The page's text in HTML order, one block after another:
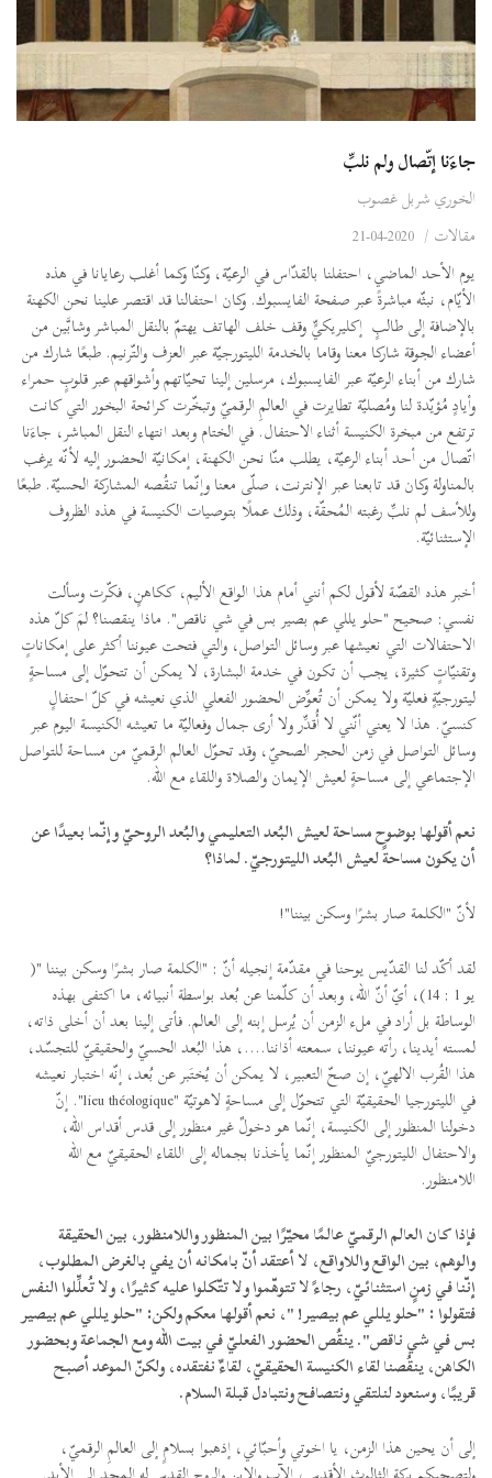
جاءَنا إتّصال ولم نلبِّ
الخوري شربل غصوب
مقالات /
يوم الأحد الماضي، احتفلنا بالقدّاس في الرعيّة، وكنّا وكما أغلب رعايانا في هذه
الأيّام، نبثّه مباشرةً عبر صفحة الفايسبوك. وكان احتفالنا قد اقتصر علينا نحن الكهنة
بالإضافة إلى طالبٍ إكليريكيٍّ وقف خلف الهاتف يهتمّ بالنقل المباشر وشابَّين من
أعضاء الجوقة شاركا معنا وقاما بالخدمة الليتورجيّة عبر العزف والتّرنيم. طبعًا شارك من
شارك من أبناء الرعيّة عبر الفايسبوك، مرسلين إلينا تحيّاتهم وأشواقهم عبر قلوبٍ حمراء
وأيادٍ مُؤيّدة لنا ومُصليّة تطايرت في العالمِ الرقميّ وتبخّرت كرائحة البخور التي كانت
ترتفع من مبخرة الكنيسة أثناء الاحتفال. في الختام وبعد انتهاء النقل المباشر، جاءَنا
اتّصال من أحد أبناء الرعيّة، يطلب منّا نحن الكهنة، إمكانيّة الحضور إليه لأنّه يرغب
بالمناولة وكان قد تابعنا عبر الإنترنت، صلّى معنا وإنّما تنقُصه المشاركة الحسيّة. طبعًا
وللأسف لم نلبِّ رغبته المُحقّة، وذلك عملًا بتوصيات الكنيسة في هذه الظروف
الإستثنائيّة.
أخبر هذه القصّة لأقول لكم أنني أمام هذا الواقع الأليم، ككاهنٍ، فكّرت وسألت
نفسي: صحيح "حلو يللي عم بصير بس في شي ناقص". ماذا ينقصنا؟ لمَ كلّ هذه
الاحتفالات التي نعيشها عبر وسائل التواصل، والتي فتحت عيوننا أكثر على إمكاناتٍ
وتقنيّاتٍ كثيرة، يجب أن تكون في خدمة البشارة، لا يمكن أن تتحوّل إلى مساحةٍ
ليتورجيّةٍ فعليّة ولا يمكن أن تُعوِّض الحضور الفعلي الذي نعيشه في كلّ احتفالٍ
كنسيّ. هذا لا يعني أنّني لا أُقدِّر ولا أرى جمال وفعاليّة ما تعيشه الكنيسة اليوم عبر
وسائل التواصل في زمن الحجر الصحيّ، وقد تحوّل العالم الرقميّ من مساحة للتواصل
الإجتماعي إلى مساحةٍ لعيش الإيمان والصلاة واللقاء مع الله.
نعم أقولها بوضوح مساحة لعيش البُعد التعليمي والبُعد الروحيّ وإنّما بعيدًا عن
أن يكون مساحةً لعيش البُعد الليتورجيّ. لماذا؟
لأنّ "الكلمة صار بشرًا وسكن بيننا"!
لقد أكّد لنا القدّيس يوحنا في مقدّمة إنجيله أنّ : "الكلمة صار بشرًا وسكن بيننا "(
يو 1 : 14)، أيّ أنّ الله، وبعد أن كلّمنا عن بُعد بواسطة أنبيائه، ما اكتفى بهذه
الوساطة بل أراد في ملء الزمن أن يُرسل إبنه إلى العالم. فأتى إلينا بعد أن أخلى ذاته،
لمسته أيدينا، رأته عيوننا، سمعته أذاننا....، هذا البُعد الحسيّ والحقيقيّ للتجسّد،
هذا القُرب الالهيّ، إن صحّ التعبير، لا يمكن أن يُختَبر عن بُعد، إنّه اختبار نعيشه
في الليتورجيا الحقيقيّة التي تتحوّل إلى مساحةٍ لاهوتيّة "lieu théologique". إنّ
دخولنا المنظور إلى الكنيسة، إنّما هو دخولٌ غير منظور إلى قدس أقداس الله،
والاحتفال الليتورجيّ المنظور إنّما يأخذنا بجماله إلى اللقاء الحقيقيّ مع الله
اللامنظور.
فإذا كان العالم الرقميّ عالمًا محيّرًا بين المنظور واللامنظور، بين الحقيقة
والوهم، بين الواقع واللاواقع، لا أعتقد أنّ بامكانه أن يفي بالغرض المطلوب،
إنّنا في زمنٍ استثنائيّ، رجاءً لا تتوهّموا ولا تتّكلوا عليه كثيرًا، ولا تُعلِّلوا النفس
فتقولوا : "حلو يللي عم بيصير! "، نعم أقولها معكم ولكن: "حلو يللي عم بيصير
بس في شي ناقص". ينقُص الحضور الفعليّ في بيت الله ومع الجماعة وبحضور
الكاهن، ينقُصنا لقاء الكنيسة الحقيقيّ، لقاءٌ نفتقده، ولكنّ الموعد أصبح
قريبًا، وسنعود لنلتقي ونتصافح ونتبادل قبلة السلام.
إلى أن يحين هذا الزمن، يا اخوتي وأحبّائي، إذهبوا بسلامٍ إلى العالمِ الرقميّ،